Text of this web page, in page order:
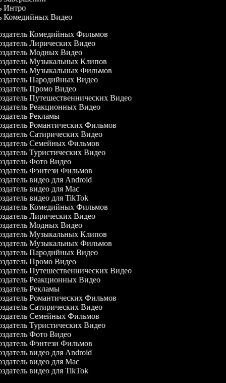
Интро
Комедийных Видео
Комедийных Фильмов
Лирических Видео
Модных Видео
Музыкальных Клипов
Музыкальных Фильмов
Пародийных Видео
Промо Видео
Путешественнических Видео
Реакционных Видео
Рекламы
Романтических Фильмов
Сатирических Видео
Семейных Фильмов
Туристических Видео
Фото Видео
Фэнтези Фильмов
видео для Android
видео для Mac
видео для TikTok
Комедийных Фильмов
Лирических Видео
Модных Видео
Музыкальных Клипов
Музыкальных Фильмов
Пародийных Видео
Промо Видео
Путешественнических Видео
Реакционных Видео
Рекламы
Романтических Фильмов
Сатирических Видео
Семейных Фильмов
Туристических Видео
Фото Видео
Фэнтези Фильмов
видео для Android
видео для Mac
видео для TikTok